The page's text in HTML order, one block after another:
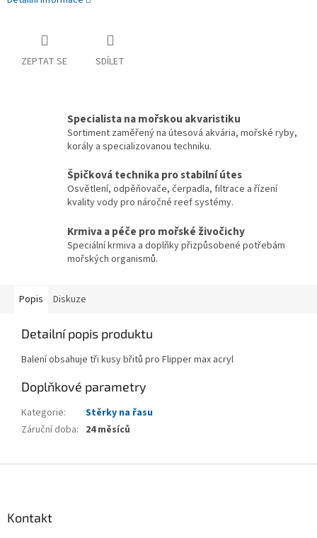
ZEPTAT SE SDÍLET
Specialista na mořskou akvaristiku
Sortiment zaměřený na útesová akvária, mořské ryby,
korály a specializovanou techniku.
Špičková technika pro stabilní útes
Osvětlení, odpěňovače, čerpadla, filtrace a řízení
kvality vody pro náročné reef systémy.
Krmiva a péče pro mořské živočichy
Speciální krmiva a doplňky přizpůsobené potřebám
mořských organismů.
Popis Diskuze
Detailní popis produktu
Balení obsahuje tři kusy břitů pro Flipper max acryl
Doplňkové parametry
Kategorie:
Stěrky na řasu
Záruční doba: 24 měsíců
Kontakt